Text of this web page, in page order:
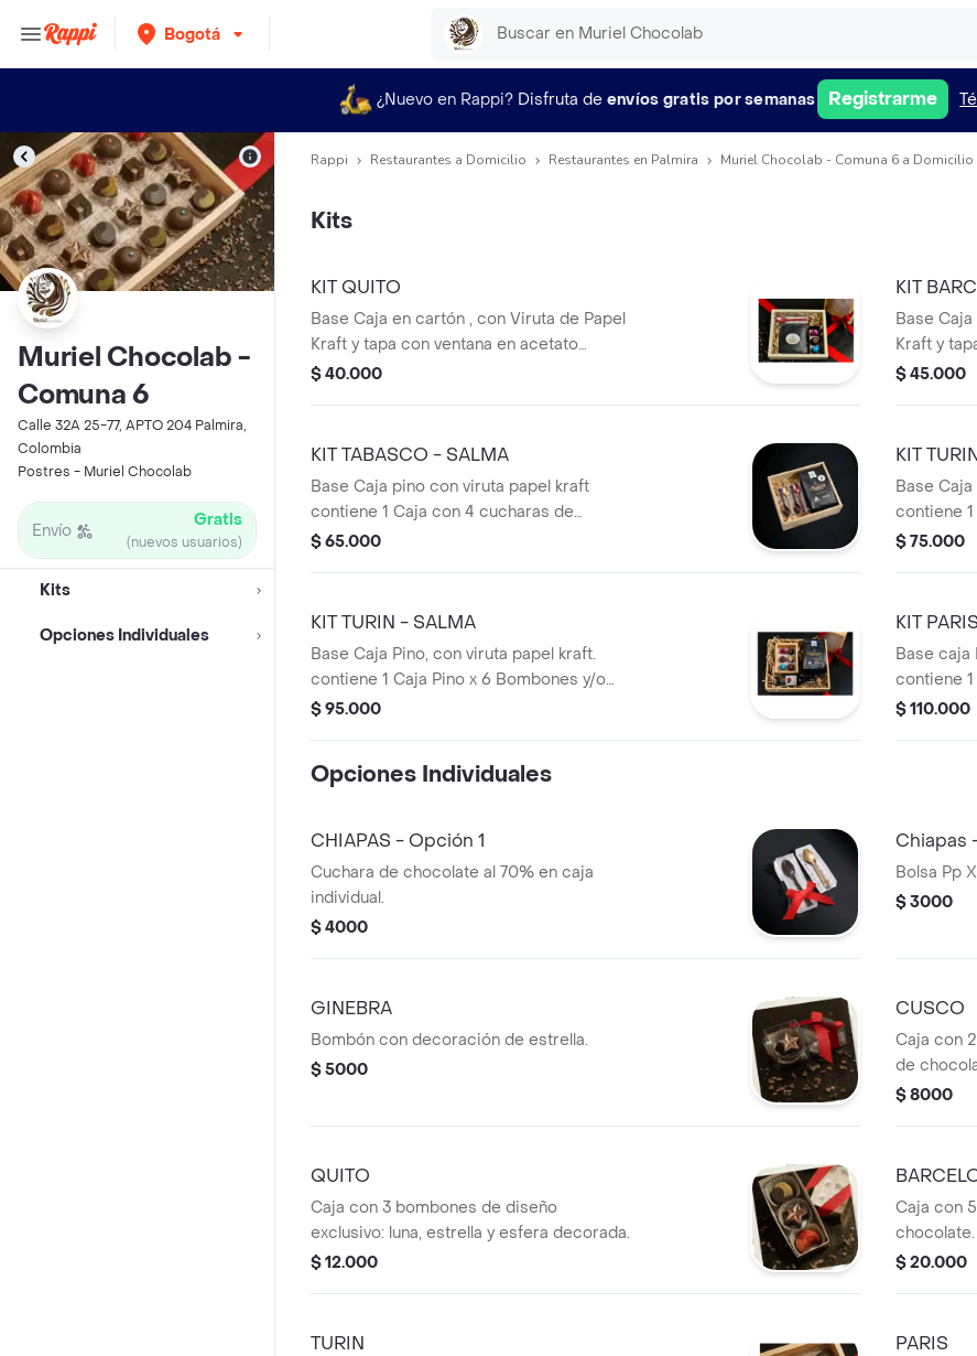
Bogotá
¿Nuevo en Rappi? Disfruta de envíos gratis por semanas Registrarme
Muriel Chocolab -
Comuna 6
Calle 32A 25-77, APTO 204 Palmira,
Colombia
Postres - Muriel Chocolab
Envío Gratis
(nuevos usuarios)
Kits
Opciones Individuales
Rappi Restaurantes a Domicilio Restaurantes en Palmira Muriel Chocolab - Comuna 6 a Domicilio
Kits
KIT QUITO
Base Caja en cartón , con Viruta de Papel
Kraft y tapa con ventana en acetato
transparente Contiene : 1 Caja x 3
Sabores de bombones según
$ 40.000
KIT
Base
Kraft y
liofilizada
$ 45.000
KIT TABASCO - SALMA
Base Caja pino con viruta papel kraft
contiene 1 Caja con 4 cucharas de
chocolate + 1 ¡Café Salma de 250 g.
$ 65.000
KIT
Base
contiene
Trufas + 1
$ 75.000
KIT TURIN - SALMA
Base Caja Pino, con viruta papel kraft.
contiene 1 Caja Pino x 6 Bombones y/o
Trufas + 1 Vino Gato Negro x 187 ml + 1
$ 95.000
KIT
Base caja
contiene
o trufas +
$ 110.000
Opciones Individuales
CHIAPAS - Opción 1
Cuchara de chocolate al 70% en caja
individual.
$ 4000
Chiapas
Bolsa Pp
$ 3000
GINEBRA
Bombón con decoración de estrella.
$ 5000
CUSCO
Caja con
de
colorido.
$ 8000
QUITO
Caja con 3 bombones de diseño
exclusivo: luna, estrella y esfera decorada.
$ 12.000
Caja con
chocolate.
$ 20.000
TURIN PARIS